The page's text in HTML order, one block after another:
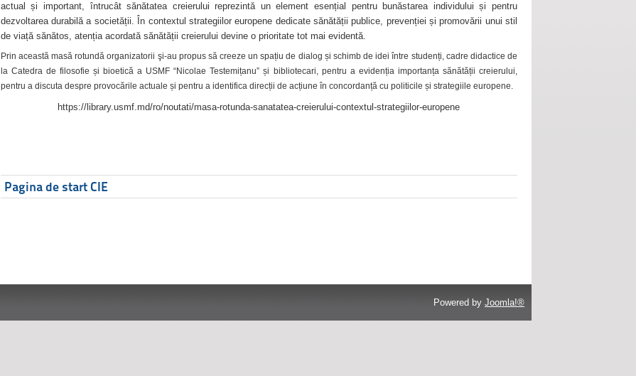
actual și important, întrucât sănătatea creierului reprezintă un element esențial pentru bunăstarea individului și pentru
dezvoltarea durabilă a societății. În contextul strategiilor europene dedicate sănătății publice, prevenției și promovării unui stil
de viață sănătos, atenția acordată sănătății creierului devine o prioritate tot mai evidentă.
Prin această masă rotundă organizatorii şi-au propus să creeze un spațiu de dialog și schimb de idei între studenți, cadre didactice de
la Catedra de filosofie și bioetică a USMF “Nicolae Testemițanu” și bibliotecari, pentru a evidenția importanța sănătății creierului,
pentru a discuta despre provocările actuale și pentru a identifica direcții de acțiune în concordanță cu politicile și strategiile europene.
https://library.usmf.md/ro/noutati/masa-rotunda-sanatatea-creierului-contextul-strategiilor-europene
Pagina de start CIE
Powered by Joomla!®